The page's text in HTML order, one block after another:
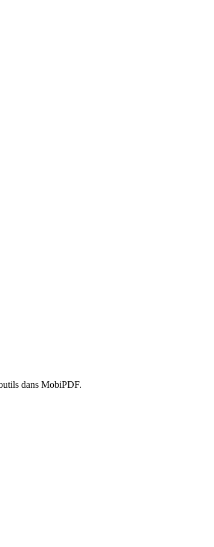
dans MobiPDF.